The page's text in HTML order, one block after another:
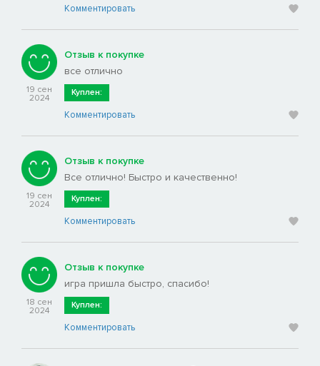
Комментировать
19 сен
2024
Отзыв к покупке
все отлично
Куплен:
Комментировать
19 сен
2024
Отзыв к покупке
Все отлично! Быстро и качественно!
Куплен:
Комментировать
18 сен
2024
Отзыв к покупке
игра пришла быстро, спасибо!
Куплен:
Комментировать